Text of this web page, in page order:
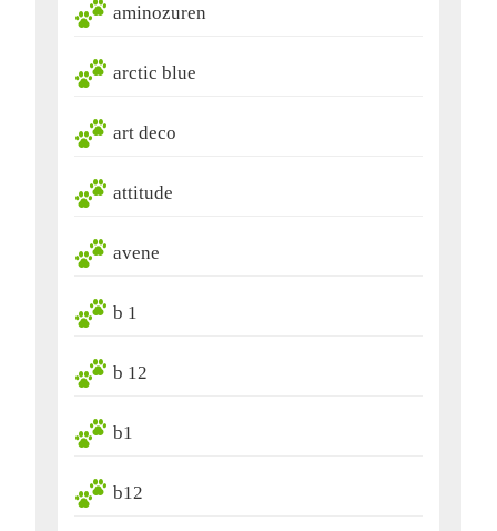
aminozuren
arctic blue
art deco
attitude
avene
b 1
b 12
b1
b12